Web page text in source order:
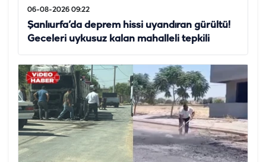
06-08-2026 09:22
Şanlıurfa’da deprem hissi uyandıran gürültü!
Geceleri uykusuz kalan mahalleli tepkili